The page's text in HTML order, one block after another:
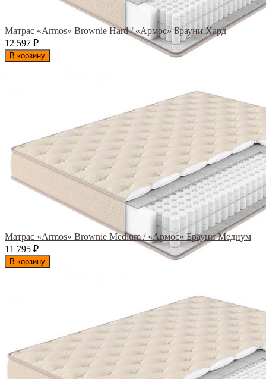
Матрас «Armos» Brownie Hard / «Армос» Брауни Хард
12 597 ₽
В корзину
Матрас «Armos» Brownie Medium / «Армос» Брауни Медиум
11 795 ₽
В корзину